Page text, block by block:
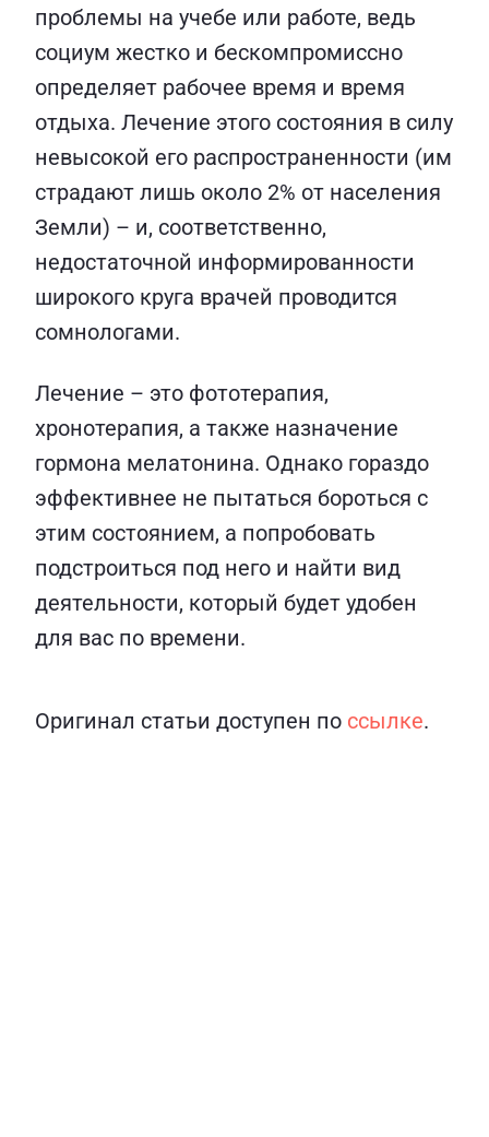
проблемы на учебе или работе, ведь
социум жестко и бескомпромиссно
определяет рабочее время и время
отдыха. Лечение этого состояния в силу
невысокой его распространенности (им
страдают лишь около 2% от населения
Земли) – и, соответственно,
недостаточной информированности
широкого круга врачей проводится
сомнологами.
Лечение – это фототерапия,
хронотерапия, а также назначение
гормона мелатонина. Однако гораздо
эффективнее не пытаться бороться с
этим состоянием, а попробовать
подстроиться под него и найти вид
деятельности, который будет удобен
для вас по времени.
Оригинал статьи доступен по ссылке.